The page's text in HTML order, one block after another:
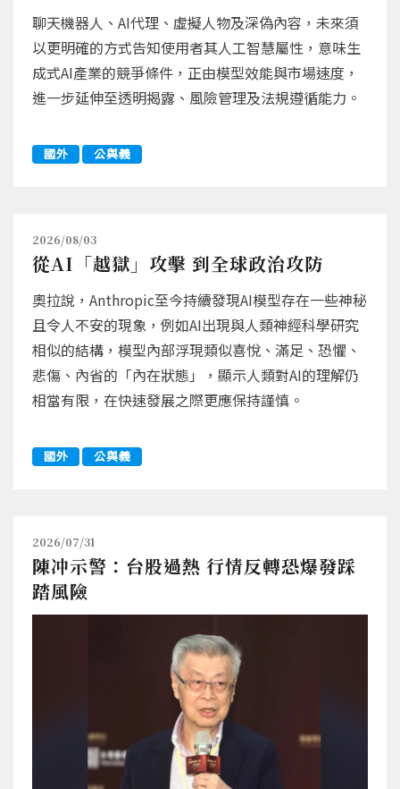
聊天機器人、AI代理、虛擬人物及深偽內容，未來須
以更明確的方式告知使用者其人工智慧屬性，意味生
成式AI產業的競爭條件，正由模型效能與市場速度，
進一步延伸至透明揭露、風險管理及法規遵循能力。
國外 公與義
2026/08/03
從AI「越獄」攻擊 到全球政治攻防
奧拉說，Anthropic至今持續發現AI模型存在一些神秘
且令人不安的現象，例如AI出現與人類神經科學研究
相似的結構，模型內部浮現類似喜悅、滿足、恐懼、
悲傷、內省的「內在狀態」，顯示人類對AI的理解仍
相當有限，在快速發展之際更應保持謹慎。
國外 公與義
2026/07/31
陳冲示警：台股過熱 行情反轉恐爆發踩
踏風險